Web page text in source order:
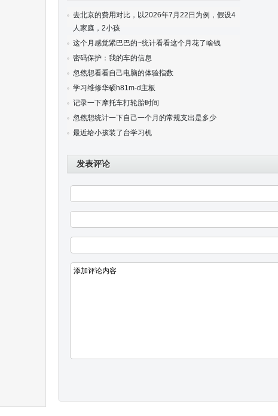
去北京的费用对比，以2026年7月22日为例，假设4
人家庭，2小孩
这个月感觉紧巴巴的~统计看看这个月花了啥钱
密码保护：我的车的信息
忽然想看看自己电脑的体验指数
学习维修华硕h81m-d主板
记录一下摩托车打轮胎时间
忽然想统计一下自己一个月的常规支出是多少
最近给小孩装了台学习机
发表评论